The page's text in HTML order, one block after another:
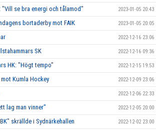
se bra energi och tålamod" 2023-01-05 20:43
bortaderby mot FAIK 2023-01-05 20:05
2022-12-16 23:06
SK 2022-12-16 09:36
HK: "Högt tempo" 2022-12-15 19:53
Kumla Hockey 2022-12-09 23:06
2022-12-06 22:33
lag man vinner" 2022-12-05 20:00
skrällde i Sydnärkehallen 2022-12-02 23:00